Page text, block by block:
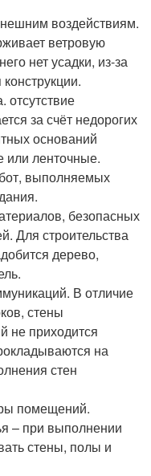
воздействиям.
ветровую
нет усадки, из-за
за счёт недорогих
оснований
или ленточные.
выполняемых
безопасных
Для строительства
дерево,
В отличие
стены
не приходится
на
стен
помещений.
– при выполнении
стены, полы и